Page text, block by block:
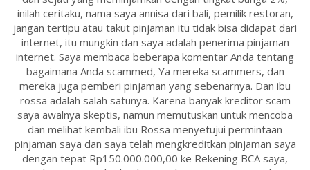
inilah ceritaku, nama saya annisa dari bali, pemilik restoran,
jangan tertipu atau takut pinjaman itu tidak bisa didapat dari
internet, itu mungkin dan saya adalah penerima pinjaman
internet. Saya membaca beberapa komentar Anda tentang
bagaimana Anda scammed, Ya mereka scammers, dan
mereka juga pemberi pinjaman yang sebenarnya. Dan ibu
rossa adalah salah satunya. Karena banyak kreditor scam
saya awalnya skeptis, namun memutuskan untuk mencoba
dan melihat kembali ibu Rossa menyetujui permintaan
pinjaman saya dan saya telah mengkreditkan pinjaman saya
dengan tepat Rp150.000.000,00 ke Rekening BCA saya,